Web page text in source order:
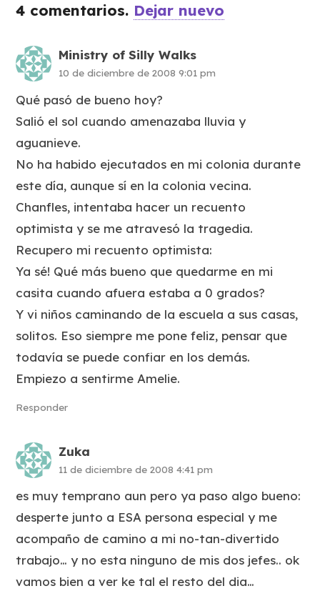
4 comentarios. Dejar nuevo
Ministry of Silly Walks
10 de diciembre de 2008 9:01 pm
Qué pasó de bueno hoy?
Salió el sol cuando amenazaba lluvia y
aguanieve.
No ha habido ejecutados en mi colonia durante
este día, aunque sí en la colonia vecina.
Chanfles, intentaba hacer un recuento
optimista y se me atravesó la tragedia.
Recupero mi recuento optimista:
Ya sé! Qué más bueno que quedarme en mi
casita cuando afuera estaba a 0 grados?
Y vi niños caminando de la escuela a sus casas,
solitos. Eso siempre me pone feliz, pensar que
todavía se puede confiar en los demás.
Empiezo a sentirme Amelie.
Responder
Zuka
11 de diciembre de 2008 4:41 pm
es muy temprano aun pero ya paso algo bueno:
desperte junto a ESA persona especial y me
acompaño de camino a mi no-tan-divertido
trabajo… y no esta ninguno de mis dos jefes.. ok
vamos bien a ver ke tal el resto del dia…